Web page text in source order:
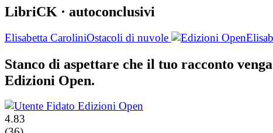
LibriCK · autoconclusivi
Elisabetta CaroliniOstacoli di nuvole
Stanco di aspettare che il tuo racconto
Edizioni Open.
4.83